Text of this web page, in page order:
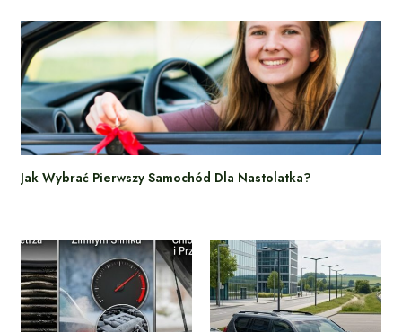
Jak Wybrać Pierwszy Samochód Dla Nastolatka?